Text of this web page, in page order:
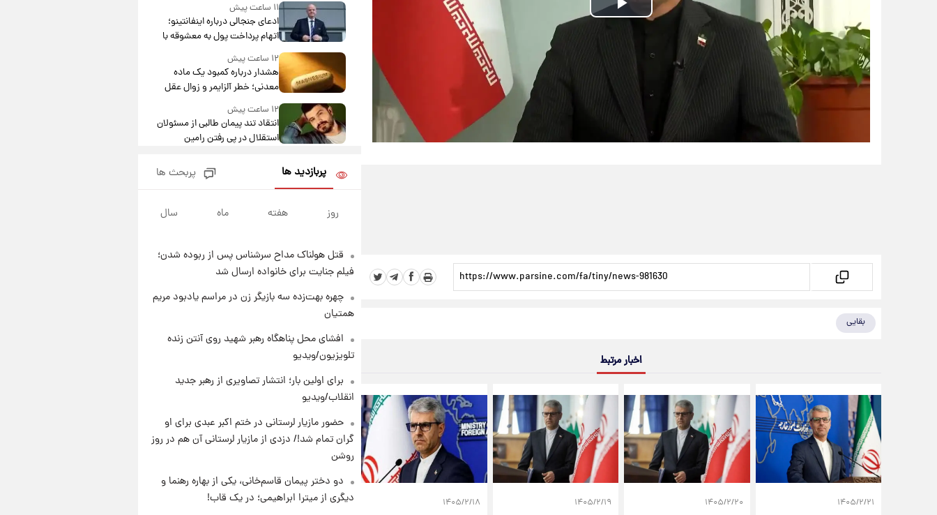
Play
بقایی
اخبار مرتبط
۱۴۰۵/۲/۲۱ ۱۴۰۵/۲/۲۰ ۱۴۰۵/۲/۱۹ ۱۴۰۵/۲/۱۸
۱۱ ساعت پیش
ادعای جنجالی درباره اینفانتینو؛
اتهام پرداخت پول به معشوقه با
درآمد یوفا
۱۲ ساعت پیش
هشدار درباره کمبود یک ماده
معدنی؛ خطر آلزایمر و زوال عقل
افزایش می‌یابد؟
۱۲ ساعت پیش
انتقاد تند پیمان طالبی از مسئولان
استقلال در پی رفتن رامین
قیمت گوشت گوساله و گوسفند
امروز شنبه ۱۷ مرداد ۱۴۰۵ +جدول
۱۳ ساعت پیش
۱۳ ساعت پیش
مرداد ۱۴۰۵ +جدول
سایپا امروز شنبه ۱۷ مرداد ۱۴۰۵
پربازدید ها پربحث ها
روز هفته ماه سال
قتل هولناک مداح سرشناس پس از ربوده شدن؛
فیلم جنایت برای خانواده ارسال شد
چهره بهت‌زده سه بازیگر زن در مراسم یادبود مریم
همتیان
افشای محل پناهگاه‌ رهبر شهید روی آنتن زنده
تلویزیون/ویدیو
برای اولین بار؛ انتشار تصاویری از رهبر جدید
انقلاب/ویدیو
حضور مازیار لرستانی در ختم اکبر عبدی برای او
گران تمام شد!/ دزدی از مازیار لرستانی آن هم در روز
روشن
دو دختر پیمان قاسم‌خانی، یکی از بهاره رهنما و
دیگری از میترا ابراهیمی؛ در یک قاب!